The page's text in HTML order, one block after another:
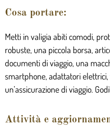
Cosa portare:
Metti in valigia abiti comodi,
robuste, una piccola borsa,
documenti di viaggio, una
smartphone, adattatori
un’assicurazione di viaggio.
Attività e